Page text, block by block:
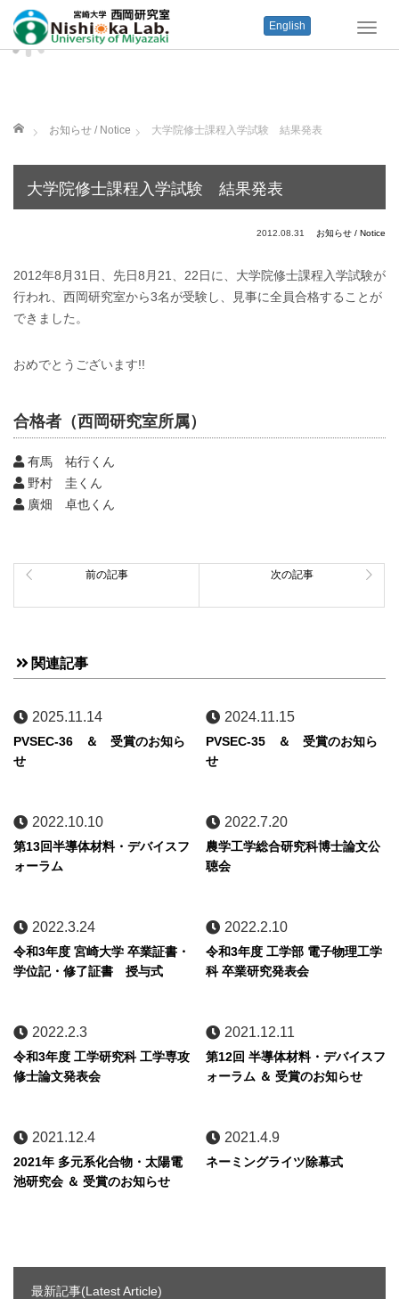
T
o
g
o
n
English
ホーム お知らせ / Notice 大学院修士課程入学試験 結果発表
大学院修士課程入学試験 結果発表
2012.08.31 お知らせ / Notice
2012年8月31日、先日8月21、22日に、大学院修士課程入学試験が
行われ、西岡研究室から3名が受験し、見事に全員合格することが
できました。
おめでとうございます!!
合格者（西岡研究室所属）
有馬 祐行くん
野村 圭くん
廣畑 卓也くん
前の記事 次の記事
関連記事
2025.11.14
PVSEC-36 ＆ 受賞のお知ら
せ
2024.11.15
PVSEC-35 ＆ 受賞のお知ら
せ
2022.10.10
第13回半導体材料・デバイスフ
ォーラム
2022.7.20
農学工学総合研究科博士論文公
聴会
2022.3.24
令和3年度 宮崎大学 卒業証書・
学位記・修了証書 授与式
2022.2.10
令和3年度 工学部 電子物理工学
科 卒業研究発表会
2022.2.3
令和3年度 工学研究科 工学専攻
修士論文発表会
2021.12.11
第12回 半導体材料・デバイスフ
ォーラム ＆ 受賞のお知らせ
2021.12.4
2021年 多元系化合物・太陽電
池研究会 ＆ 受賞のお知らせ
2021.4.9
ネーミングライツ除幕式
最新記事(Latest Article)